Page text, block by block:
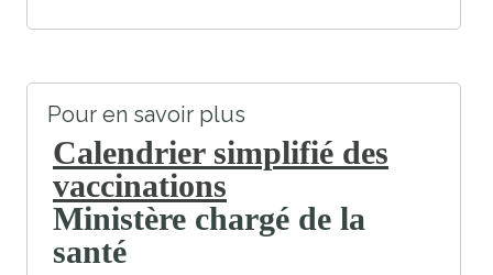
Pour en savoir plus
Calendrier simplifié des
vaccinations
Ministère chargé de la
santé